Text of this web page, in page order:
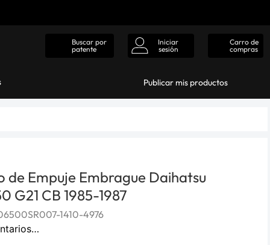
Buscar por
patente
Iniciar
sesión
Carro de
compras
Publicar mis productos
de Empuje Embrague Daihatsu
G21 CB 1985-1987
1410-4976